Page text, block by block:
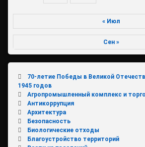
« Июл
Сен »
70-летие Победы в Великой
1945 годов
Агропромышленный комплекс и
Антикоррупция
Архитектура
Безопасность
Биологические отходы
Благоустройство территорий